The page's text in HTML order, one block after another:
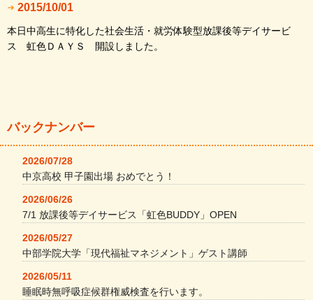
2015/10/01
本日中高生に特化した社会生活・就労体験型放課後等デイサービ
ス 虹色ＤＡＹＳ 開設しました。
バックナンバー
2026/07/28
中京高校 甲子園出場 おめでとう！
2026/06/26
7/1 放課後等デイサービス「虹色BUDDY」OPEN
2026/05/27
中部学院大学「現代福祉マネジメント」ゲスト講師
2026/05/11
睡眠時無呼吸症候群権威検査を行います。